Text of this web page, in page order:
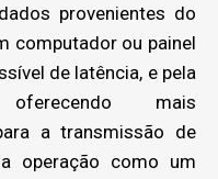
provenientes do
computador ou painel
de latência, e pela
mais
a transmissão de
operação como um